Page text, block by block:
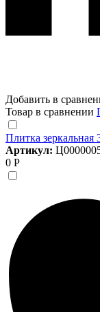
Добавить в
Товар в сравнении
Плитка зеркальная
Артикул:
0 Р